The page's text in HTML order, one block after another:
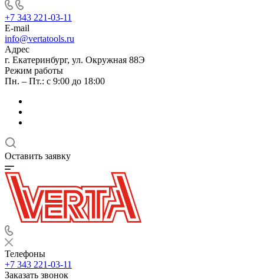
+7 343 221-03-11
E-mail
info@vertatools.ru
Адрес
г. Екатеринбург, ул. Окружная 88Э
Режим работы
Пн. – Пт.: с 9:00 до 18:00
Оставить заявку
Телефоны
+7 343 221-03-11
Заказать звонок